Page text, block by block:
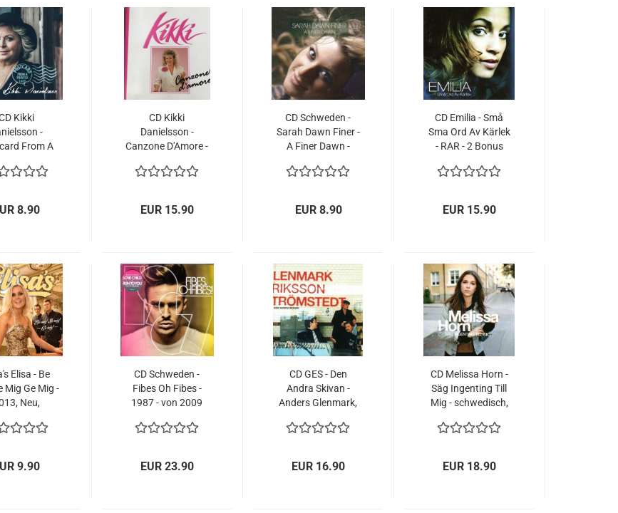
Kikki
-
From A
8.90
CD Kikki
Danielsson -
Canzone D'Amore -
EUR 15.90
CD Schweden -
Sarah Dawn Finer -
A Finer Dawn -
2007
EUR 8.90
CD Emilia - Små
Sma Ord Av Kärlek
- RAR - 2 Bonus
EUR 15.90
Elisa - Be
Mig Ge Mig -
Neu,
9.90
CD Schweden -
Fibes Oh Fibes -
1987 - von 2009
EUR 23.90
CD GES - Den
Andra Skivan -
Anders Glenmark,
Strömstedt,
EUR 16.90
CD Melissa Horn -
Säg Ingenting Till
Mig - schwedisch,
EUR 18.90